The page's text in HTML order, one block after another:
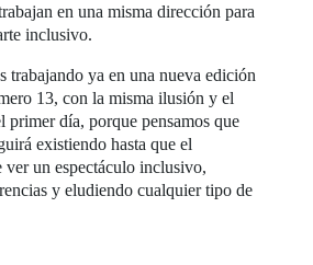
en una misma dirección para
inclusivo.
trabajando ya en una nueva edición
13, con la misma ilusión y el
primer día, porque pensamos que
existiendo hasta que el
ver un espectáculo inclusivo,
y eludiendo cualquier tipo de